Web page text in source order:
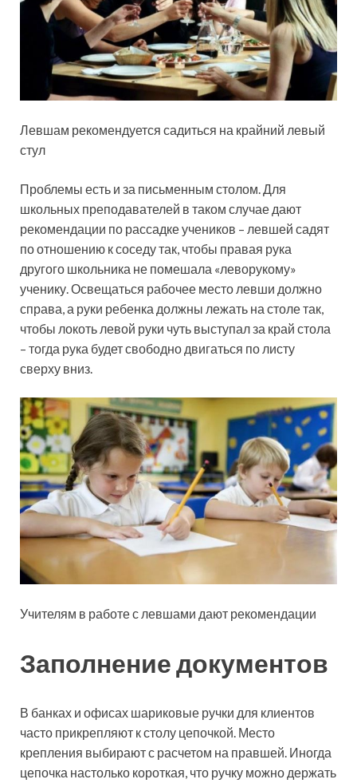
Левшам рекомендуется садиться на крайний левый
стул
Проблемы есть и за письменным столом. Для
школьных преподавателей в таком случае дают
рекомендации по рассадке учеников – левшей садят
по отношению к соседу так, чтобы правая рука
другого школьника не помешала «леворукому»
ученику. Освещаться рабочее место левши должно
справа, а руки ребенка должны лежать на столе так,
чтобы локоть левой руки чуть выступал за край стола
– тогда рука будет свободно двигаться по листу
сверху вниз.
Учителям в работе с левшами дают рекомендации
Заполнение документов
В банках и офисах шариковые ручки для клиентов
часто прикрепляют к столу цепочкой. Место
крепления выбирают с расчетом на правшей. Иногда
цепочка настолько короткая, что ручку можно держать